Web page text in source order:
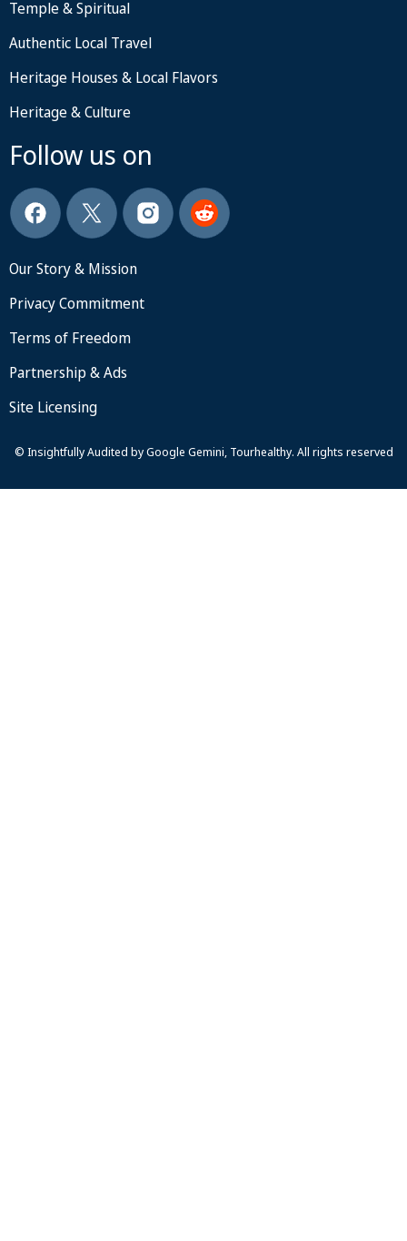
Temple & Spiritual
Authentic Local Travel
Heritage Houses & Local Flavors
Heritage & Culture
Follow us on
Our Story & Mission
Privacy Commitment
Terms of Freedom
Partnership & Ads
Site Licensing
© Insightfully Audited by Google Gemini, Tourhealthy. All rights reserved